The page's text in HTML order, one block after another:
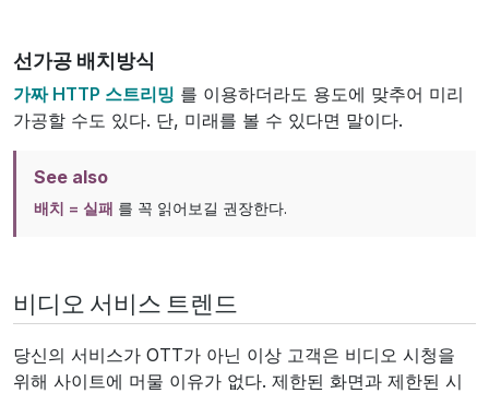
선가공 배치방식
가짜 HTTP 스트리밍 를 이용하더라도 용도에 맞추어 미리
가공할 수도 있다. 단, 미래를 볼 수 있다면 말이다.
See also
배치 = 실패 를 꼭 읽어보길 권장한다.
비디오 서비스 트렌드
당신의 서비스가 OTT가 아닌 이상 고객은 비디오 시청을
위해 사이트에 머물 이유가 없다. 제한된 화면과 제한된 시